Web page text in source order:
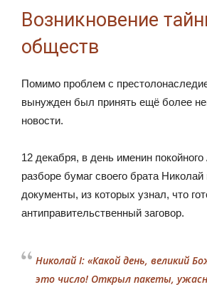
Возникновение
обществ
Помимо проблем с
вынужден был принять ещё более
новости.
12 декабря, в день именин
разборе бумаг своего брата
документы, из которых узнал, что
антиправительственный заговор.
Николай I: «Какой день, великий
это число! Открыл пакеты,